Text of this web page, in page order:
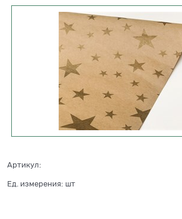
Артикул:
Ед. измерения: шт